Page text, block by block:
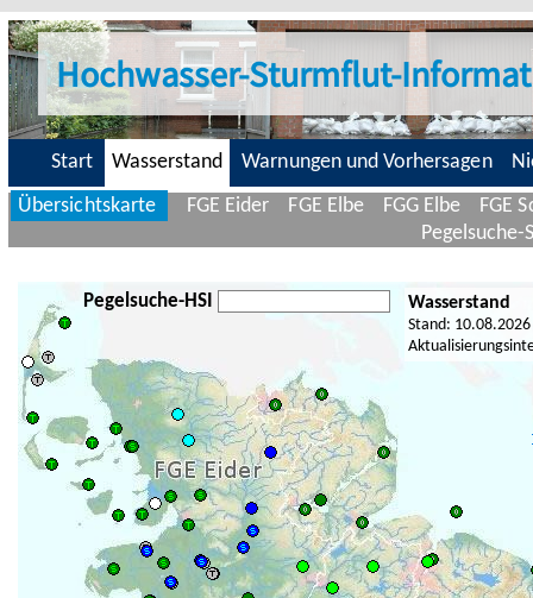
Hochwasser-Sturmflut-
Start Wasserstand Warnungen und Vorhersagen
Übersichtskarte
FGE Eider FGE Elbe FGG Elbe
FGE
Pegelsuche-
Pegelsuche-HSI Wasserstand
Stand: